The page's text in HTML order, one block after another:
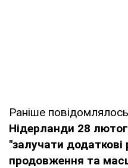
Раніше
Нідерланди 28
"залучати
продовження та